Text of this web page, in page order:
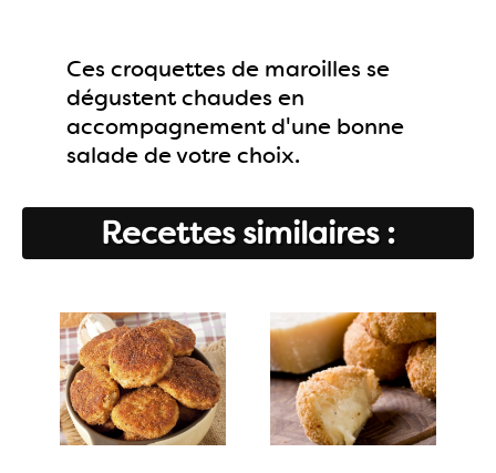
Ces croquettes de maroilles se
dégustent chaudes en
accompagnement d'une bonne
salade de votre choix.
Recettes similaires :